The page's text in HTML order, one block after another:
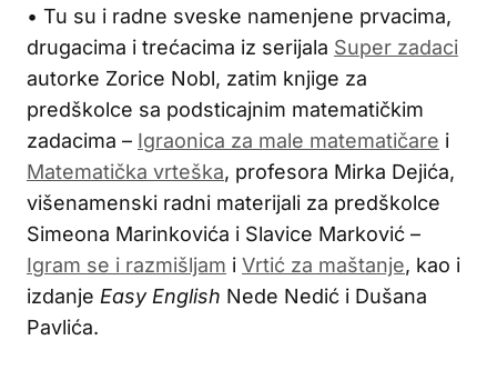
• Tu su i radne sveske namenjene prvacima,
drugacima i trećacima iz serijala Super zadaci
autorke Zorice Nobl, zatim knjige za
predškolce sa podsticajnim matematičkim
zadacima – Igraonica za male matematičare i
Matematička vrteška, profesora Mirka Dejića,
višenamenski radni materijali za predškolce
Simeona Marinkovića i Slavice Marković –
Igram se i razmišljam i Vrtić za maštanje, kao i
izdanje Easy English Nede Nedić i Dušana
Pavlića.